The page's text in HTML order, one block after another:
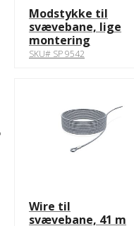
Modstykke til
svævebane, lige
montering
SKU# SP 9542
Wire til
svævebane, 41 m